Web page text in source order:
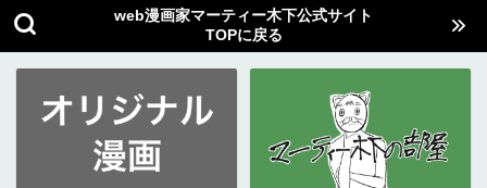
web漫画家マーティー木下公式サイト
TOPに戻る